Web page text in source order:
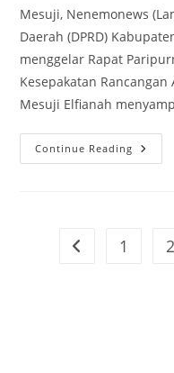
Mesuji, Nenemonews
Daerah (DPRD)
menggelar Rapat
Kesepakatan Rancangan
Mesuji Elfianah
Continue Reading DPRD
Mesuji
Go to the
1 2